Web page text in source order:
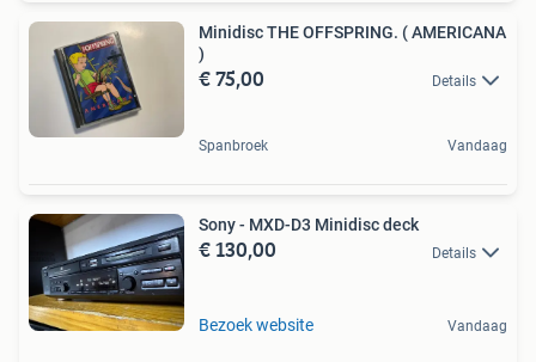
Minidisc THE OFFSPRING. ( AMERICANA
)
€ 75,00 Details
Spanbroek Vandaag
Sony - MXD-D3 Minidisc deck
€ 130,00 Details
Bezoek website Vandaag